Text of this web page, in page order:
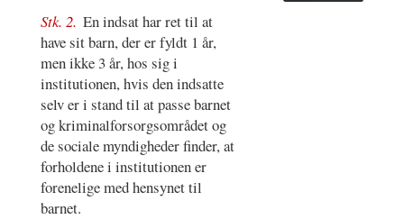
Stk. 2. En indsat har ret til at
have sit barn, der er fyldt 1 år,
men ikke 3 år, hos sig i
institutionen, hvis den indsatte
selv er i stand til at passe barnet
og kriminalforsorgsområdet og
de sociale myndigheder finder, at
forholdene i institutionen er
forenelige med hensynet til
barnet.